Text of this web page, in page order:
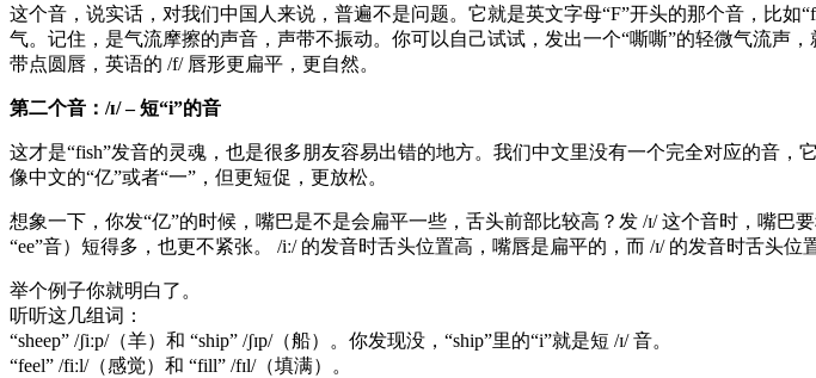
这个音，说实话，对我们中国人来说，普遍不是问题。它就是英文字母“F”开头的那个音，比
气。记住，是气流摩擦的声音，声带不振动。你可以自己试试，发出一个“嘶嘶”的轻微气流声
带点圆唇，英语的 /f/ 唇形更扁平，更自然。
第二个音：/ɪ/ – 短“i”的音
这才是“fish”发音的灵魂，也是很多朋友容易出错的地方。我们中文里没有一个完全对应的音，
像中文的“亿”或者“一”，但更短促，更放松。
想象一下，你发“亿”的时候，嘴巴是不是会扁平一些，舌头前部比较高？发 /ɪ/ 这个音时，嘴巴
“ee”音）短得多，也更不紧张。 /iː/ 的发音时舌头位置高，嘴唇是扁平的，而 /ɪ/ 的发音时舌头位
举个例子你就明白了。
听听这几组词：
“sheep” /ʃiːp/（羊）和 “ship” /ʃɪp/（船）。你发现没，“ship”里的“i”就是短 /ɪ/ 音。
“feel” /fiːl/（感觉）和 “fill” /fɪl/（填满）。